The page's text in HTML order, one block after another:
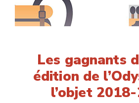
Les gagnants
édition de
l’objet